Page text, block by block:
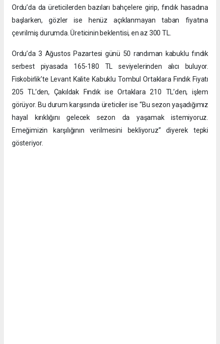
Ordu’da da üreticilerden bazıları bahçelere girip, fındık hasadına
başlarken, gözler ise henüz açıklanmayan taban fiyatına
çevrilmiş durumda. Üreticinin beklentisi, en az 300 TL.
Ordu’da 3 Ağustos Pazartesi günü 50 randıman kabuklu fındık
serbest piyasada 165-180 TL seviyelerinden alıcı buluyor.
Fiskobirlik’te Levant Kalite Kabuklu Tombul Ortaklara Fındık Fiyatı
205 TL’den, Çakıldak Fındık ise Ortaklara 210 TL’den, işlem
görüyor. Bu durum karşısında üreticiler ise “Bu sezon yaşadığımız
hayal kırıklığını gelecek sezon da yaşamak istemiyoruz.
Emeğimizin karşılığının verilmesini bekliyoruz” diyerek tepki
gösteriyor.